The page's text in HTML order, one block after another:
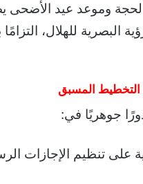
وموعد عيد
البصرية للهلال،
التخطيط المسبق
جوهريًا في:
على تنظيم الإجازات